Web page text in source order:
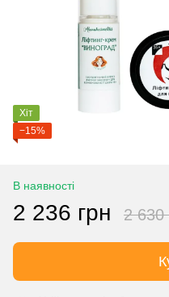
Хіт
−15%
В наявності
2 236 грн 2 630